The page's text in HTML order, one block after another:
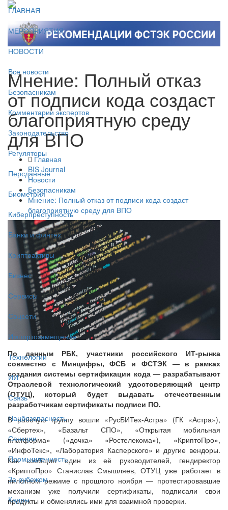
ГЛАВНАЯ
МЕРОПРИЯТИЯ
НОВОСТИ
Все новости
Безопасникам
Комментарии экспертов
Законодательство
Регуляторы
Персданные
Биометрия
Киберпреступность
Банки и финтех
Криптоактивы
Бизнес
Сервисы
Соцсети
Импортозамещение
Технологии
ИИ
Связь
Нацбезопасность
Санкции
Промышленность
За рубежом
Кадры
Мнение: Полный отказ
от подписи кода создаст
благоприятную среду
для ВПО
Главная
BIS Journal
Новости
Безопасникам
Мнение: Полный отказ от подписи кода создаст
благоприятную среду для ВПО
По данным РБК, участники российского ИТ-рынка
совместно с Минцифры, ФСБ и ФСТЭК — в рамках
создания системы сертификации кода — разрабатывают
Отраслевой технологический удостоверяющий центр
(ОТУЦ), который будет выдавать отечественным
разработчикам сертификаты подписи ПО.
В рабочую группу вошли «РусБИТех-Астра» (ГК «Астра»),
«Сбертех», «Базальт СПО», «Открытая мобильная
платформа» («дочка» «Ростелекома»), «КриптоПро»,
«ИнфоТекс», «Лаборатория Касперского» и другие вендоры.
Как сообщил один из её руководителей, гендиректор
«КриптоПро» Станислав Смышляев, ОТУЦ уже работает в
пилотном режиме с прошлого ноября — протестировавшие
механизм уже получили сертификаты, подписали свои
продукты и обменялись ими для взаимной проверки.